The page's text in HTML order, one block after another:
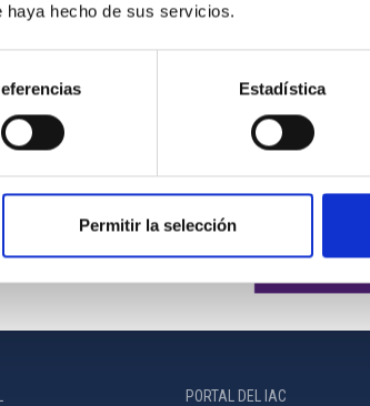
haya hecho de sus servicios.
Estadística
Permitir la selección
PORTAL DEL IAC